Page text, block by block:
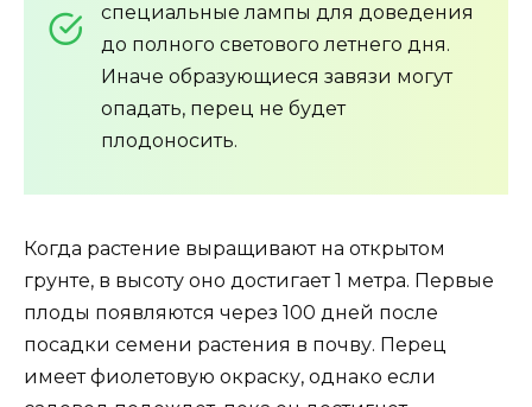
специальные лампы для доведения
до полного светового летнего дня.
Иначе образующиеся завязи могут
опадать, перец не будет
плодоносить.
Когда растение выращивают на открытом
грунте, в высоту оно достигает 1 метра. Первые
плоды появляются через 100 дней после
посадки семени растения в почву. Перец
имеет фиолетовую окраску, однако если